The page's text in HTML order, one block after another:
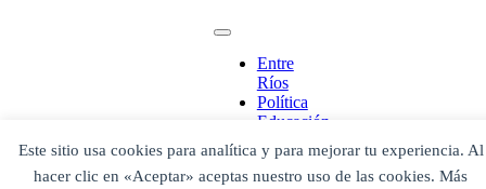
Este sitio usa cookies para analítica y para mejorar tu experiencia. Al
hacer clic en «Aceptar» aceptas nuestro uso de las cookies. Más
Entre
Ríos
Política
Educación
Legislaltura
Economía
Judiciales
luego presiona el botón "buscar"
Buscar